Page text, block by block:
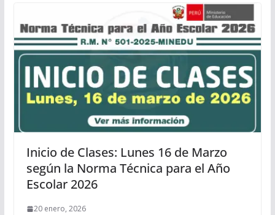
Inicio de Clases: Lunes 16 de Marzo
según la Norma Técnica para el Año
Escolar 2026
20 enero, 2026